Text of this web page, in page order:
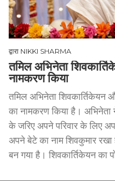
द्वारा NIKKI SHARMA
तमिल अभिनेता
नामकरण किया
तमिल अभिनेता शिवकार्तिकेयन
का नामकरण किया है। अभिनेता
के जरिए अपने परिवार के लिए
अपने बेटे का नाम शिवकुमार
बन गया है। शिवकार्तिकेयन का